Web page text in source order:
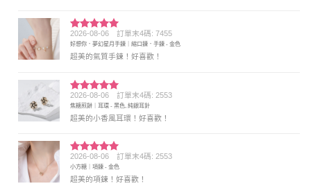
評分5 滿
分 5
2026-08-06 訂單末4碼: 7455
好想你．夢幻星月手鍊｜縮口鍊．手鍊 - 金色
超美的氣質手鍊！好喜歡！
評分5滿
分 5
2026-08-06 訂單末4碼: 2553
焦糖煎餅｜耳環 - 黑色, 純銀耳針
超美的小香風耳環！好喜歡！
評分5 滿
分 5
2026-08-06 訂單末4碼: 2553
小方糖｜項鍊 - 金色
超美的項鍊！好喜歡！